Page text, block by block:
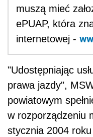
muszą mieć
ePUAP, która
internetowej -
"Udostępniając
prawa jazdy",
powiatowym
w rozporządzeniu
stycznia 2004